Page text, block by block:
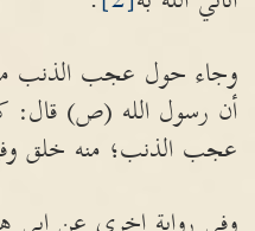
وجاء حول عجب الذنب
أن رسول الله (ص) قال:
عجب الذنب؛ منه خلق